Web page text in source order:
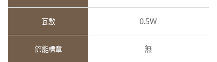
0.5W
無